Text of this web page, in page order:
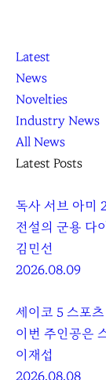
K
L
O
C
C
A
닫
기
K
L
O
C
C
A
Latest
News
Novelties
Industry News
All News
Latest Posts
독사 서브 아미
전설의 군용 다
김민선
2026.08.09
세이코 5 스포
이번 주인공은
이재섭
2026.08.08